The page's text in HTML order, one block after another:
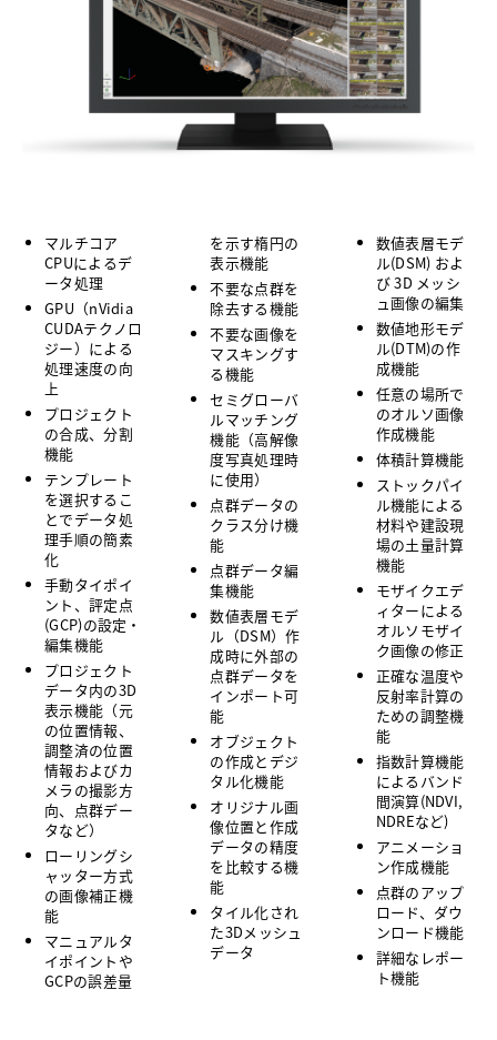
マルチコア
CPUによるデ
ータ処理
GPU（nVidia
CUDAテクノロ
ジー）による
処理速度の向
上
プロジェクト
の合成、分割
機能
テンプレート
を選択するこ
とでデータ処
理手順の簡素
化
手動タイポイ
ント、評定点
(GCP)の設定・
編集機能
プロジェクト
データ内の3D
表示機能（元
の位置情報、
調整済の位置
情報およびカ
メラの撮影方
向、点群デー
タなど）
ローリングシ
ャッター方式
の画像補正機
能
マニュアルタ
イポイントや
GCPの誤差量
を示す楕円の
表示機能
不要な点群を
除去する機能
不要な画像を
マスキングす
る機能
セミグローバ
ルマッチング
機能（高解像
度写真処理時
に使用）
点群データの
クラス分け機
能
点群データ編
集機能
数値表層モデ
ル（DSM）作
成時に外部の
点群データを
インポート可
能
オブジェクト
の作成とデジ
タル化機能
オリジナル画
像位置と作成
データの精度
を比較する機
能
タイル化され
た3Dメッシュ
データ
数値表層モデ
ル(DSM) およ
び 3D メッシ
ュ画像の編集
数値地形モデ
ル(DTM)の作
成機能
任意の場所で
のオルソ画像
作成機能
体積計算機能
ストックパイ
ル機能による
材料や建設現
場の土量計算
機能
モザイクエデ
ィターによる
オルソモザイ
ク画像の修正
正確な温度や
反射率計算の
ための調整機
能
指数計算機能
によるバンド
間演算(NDVI,
NDREなど)
アニメーショ
ン作成機能
点群のアップ
ロード、ダウ
ンロード機能
詳細なレポー
ト機能